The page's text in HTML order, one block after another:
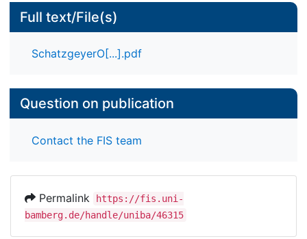
Full text/File(s)
SchatzgeyerO[...].pdf
Question on publication
Contact the FIS team
Permalink
https://fis.uni-
bamberg.de/handle/uniba/46315